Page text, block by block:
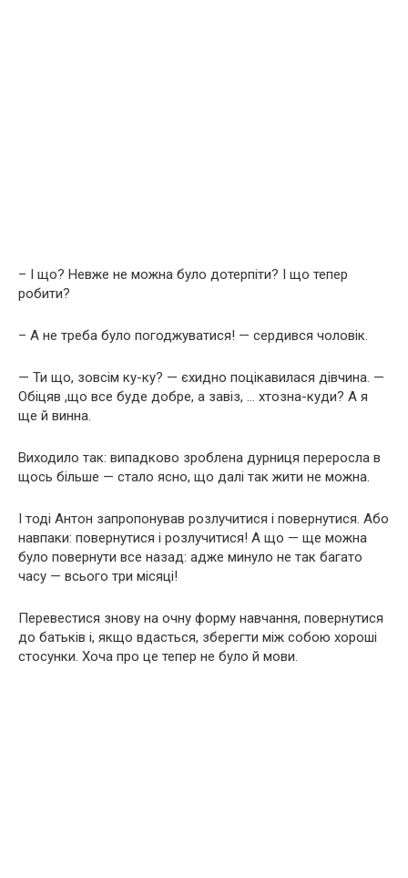
– І що? Невже не можна було дотерпіти? І що тепер
робити?
– А не треба було погоджуватися! — сердився чоловік.
— Ти що, зовсім ку-ку? — єхидно поцікавилася дівчина. —
Обіцяв ,що все буде добре, а завіз, … хтозна-куди? А я
ще й винна.
Виходило так: випадково зроблена дурниця переросла в
щось більше — стало ясно, що далі так жити не можна.
І тоді Антон запропонував розлучитися і повернутися. Або
навпаки: повернутися і розлучитися! А що — ще можна
було повернути все назад: адже минуло не так багато
часу — всього три місяці!
Перевестися знову на очну форму навчання, повернутися
до батьків і, якщо вдасться, зберегти між собою хороші
стосунки. Хоча про це тепер не було й мови.